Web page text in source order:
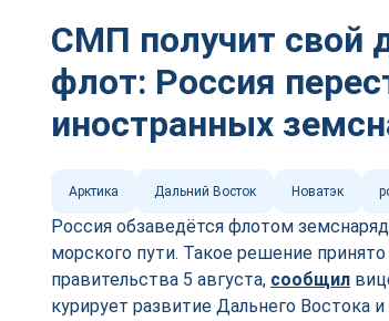
СМП получит свой
флот: Россия
иностранных
Арктика Дальний Восток Новатэк
Россия обзаведётся флотом
морского пути. Такое решение
правительства 5 августа, сообщил
курирует развитие Дальнего Востока